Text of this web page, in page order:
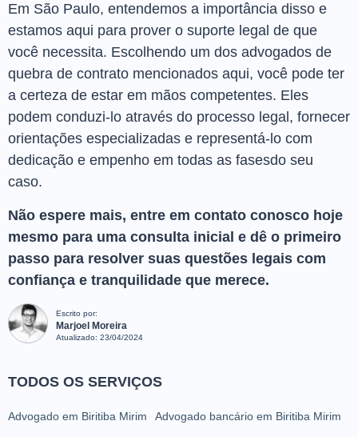
Em São Paulo, entendemos a importância disso e
estamos aqui para prover o suporte legal de que
você necessita. Escolhendo um dos advogados de
quebra de contrato mencionados aqui, você pode ter
a certeza de estar em mãos competentes. Eles
podem conduzi-lo através do processo legal, fornecer
orientações especializadas e representá-lo com
dedicação e empenho em todas as fasesdo seu
caso.
Não espere mais, entre em contato conosco hoje
mesmo para uma consulta inicial e dê o primeiro
passo para resolver suas questões legais com
confiança e tranquilidade que merece.
Escrito por:
Marjoel Moreira
Atualizado: 23/04/2024
TODOS OS SERVIÇOS
Advogado em Biritiba Mirim
Advogado bancário em Biritiba Mirim